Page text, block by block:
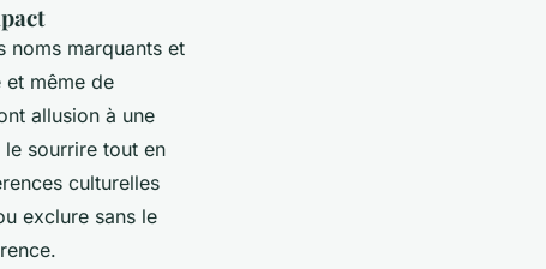
noms marquants et
même de
allusion à une
sourrire tout en
culturelles
exclure sans le